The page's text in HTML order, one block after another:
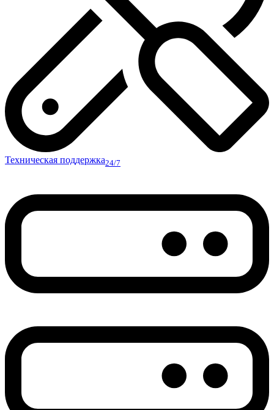
Техническая поддержка24/7